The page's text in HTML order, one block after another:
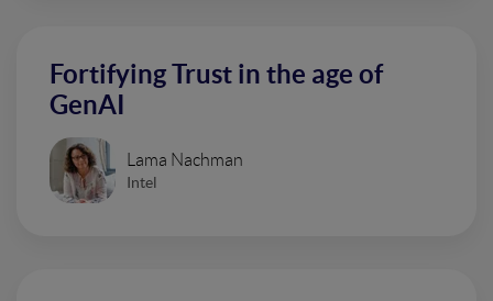
Fortifying Trust in the age of
GenAI
Lama Nachman
Intel